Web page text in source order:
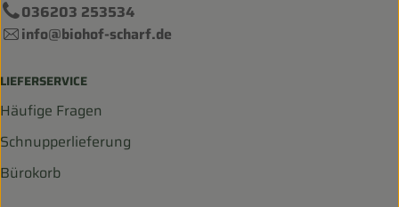
036203 253534
info@biohof-scharf.de
LIEFERSERVICE
Häufige Fragen
Schnupperlieferung
Bürokorb